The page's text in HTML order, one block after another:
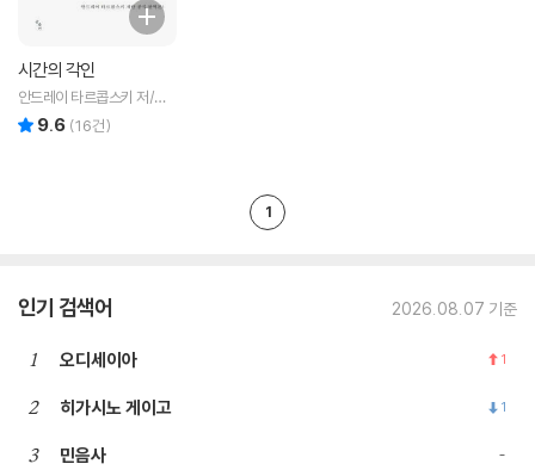
시간의 각인
안드레이 타르콥스키 저/라
승도 역
9.6 (16건)
1
인기 검색어 2026.08.07 기준
1 오디세이아 1
2 히가시노 게이고 1
3 민음사